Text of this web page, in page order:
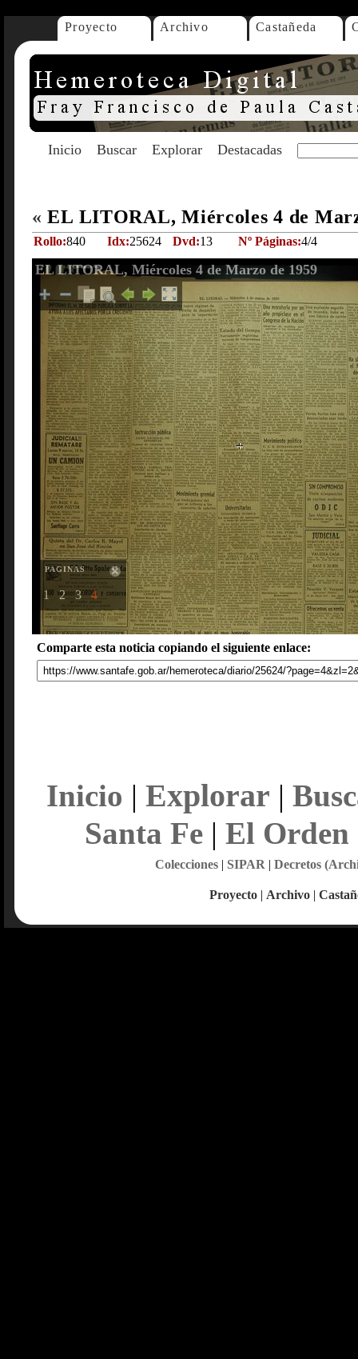
Proyecto Archivo Castañeda
Inicio Buscar Explorar Destacadas
« EL LITORAL, Miércoles 4 de
Rollo:840 Idx:25624 Dvd:13 Nº Páginas:4/4
EL LITORAL, Miércoles 4 de Marzo de 1959
PAGINAS
1 2 3 4
Comparte esta noticia copiando el siguiente enlace:
Inicio | Explorar |
Santa Fe| El Orden
Colecciones| SIPAR | Decretos
Proyecto | Archivo |